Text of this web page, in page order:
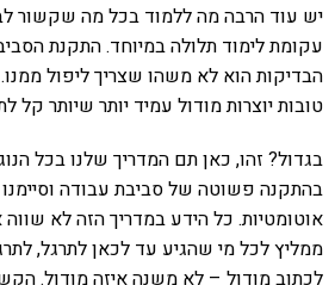
יש עוד הרבה מה ללמוד בכל מה שקשור
עקומת לימוד תלולה במיוחד. התקנת
הבדיקות הוא לא משהו שצריך ליפול
טובות יוצרות מודול עמיד יותר שיותר קל
בהתקנה פשוטה של סביבת עבודה
אוטומטיות. כל הידע במדריך הזה לא שווה
ממליץ לכל מי שהגיע עד לכאן לתרגל,
לכתוב מודול – לא משנה איזה מודול.